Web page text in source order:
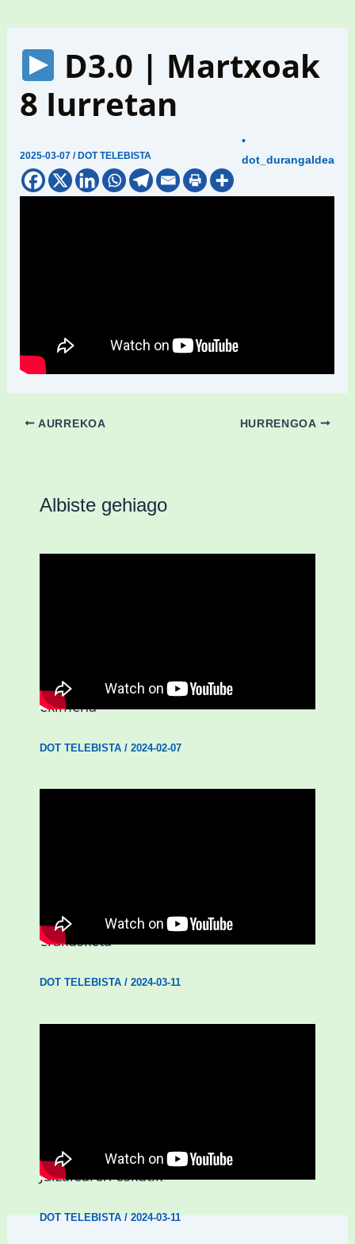
D3.0 | Martxoak
8 Iurretan
2025-03-07/ DOT TELEBISTA
•
dot_durangaldea
AURREKOA HURRENGOA
Albiste gehiago
D3.0| Gazteei zuzendutako ZUOK
ekimena
DOT TELEBISTA/ 2024-02-07
D3.0| ‘Emakumeak Aberria eginez’
erakusketa
DOT TELEBISTA/ 2024-03-11
D3.0| Hiruzulo Folk jaialdia
Jaizalearen eskutik
DOT TELEBISTA/2024-03-11